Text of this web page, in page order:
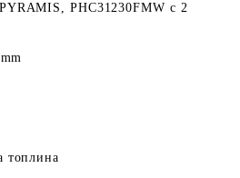
PHC31230FMW с 2
топлина